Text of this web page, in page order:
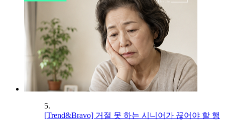
5.
[Trend&Bravo] 거절 못 하는 시니어가 끊어야 할 행